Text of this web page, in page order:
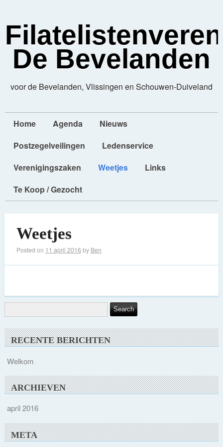
De Bevelanden
voor de Bevelanden, Vlissingen en Schouwen-Duiveland
Home Agenda
Nieuws
Postzegelveilingen
Ledenservice
Verenigingszaken
Weetjes
Links
Te Koop / Gezocht
Weetjes
Posted on 11 april 2016 by Ben
RECENTE BERICHTEN
Welkom
ARCHIEVEN
april 2016
META